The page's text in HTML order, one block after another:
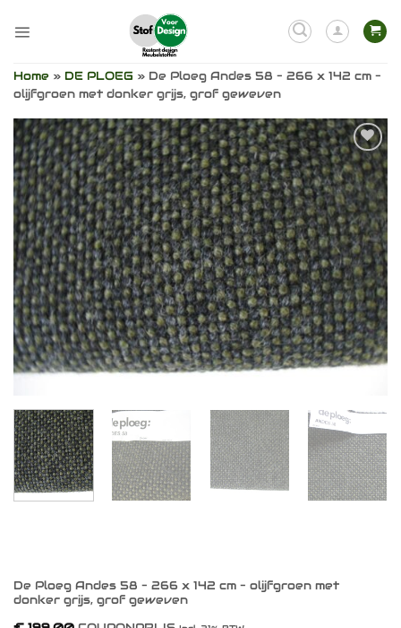
naar
Home » DE PLOEG » De Ploeg Andes 58 – 266 x 142 cm –
olijfgroen met donker grijs, grof geweven
Toevoegen
aan
verlanglijst
De Ploeg Andes 58 – 266 x 142 cm – olijfgroen met
donker grijs, grof geweven